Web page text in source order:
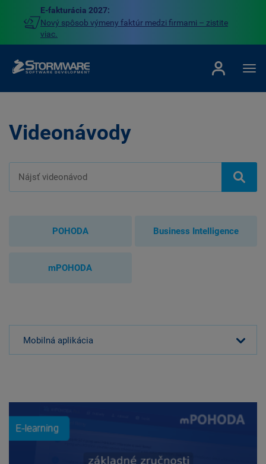
E-fakturácia 2027:
Nový spôsob výmeny faktúr medzi firmami – zistite
viac.
Videonávody
POHODA Business Intelligence
mPOHODA
Mobilná aplikácia